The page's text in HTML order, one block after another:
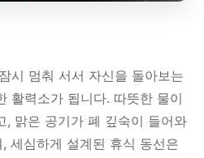
시 멈춰 서서 자신을 돌아보는
활력소가 됩니다. 따뜻한 물이
, 맑은 공기가 폐 깊숙이 들어와
세심하게 설계된 휴식 동선은